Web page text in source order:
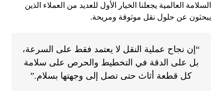
السلامة العالمية يجعلنا الخيار الأول للعديد من العملاء الذين
يبحثون عن حلول نقل موثوقة ومريحة.
“إن نجاح عملية النقل لا يعتمد فقط على السرعة،
بل على الدقة في التخطيط والحرص على سلامة
كل قطعة أثاث حتى تصل إلى وجهتها بسلام.”